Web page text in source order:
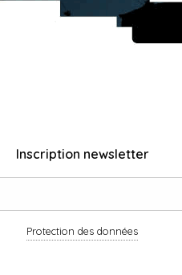
Inscription newsletter
Protection des données